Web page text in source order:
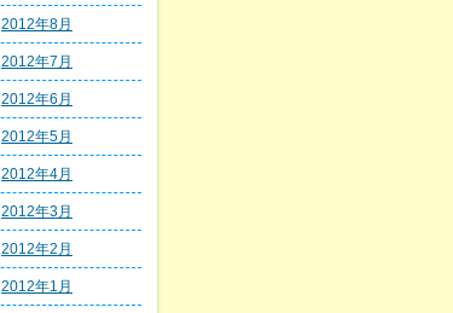
2012年8月
2012年7月
2012年6月
2012年5月
2012年4月
2012年3月
2012年2月
2012年1月